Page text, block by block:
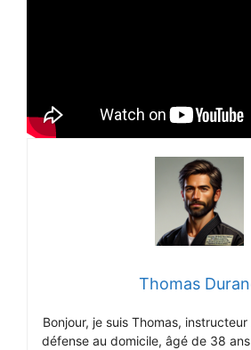
Thomas
Bonjour, je suis Thomas,
défense au domicile, âgé de 38